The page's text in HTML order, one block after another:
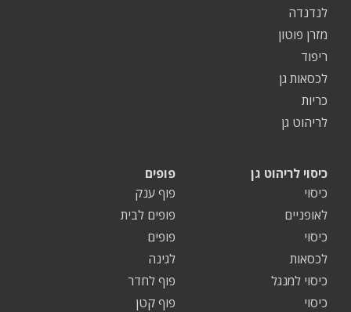
לנדנדה
מזרן פוטון
ריפוד
לכסאות גן
כריות
לריהוט גן
פופים
פוף ענק
פופים לבית
פופים
לגינה
פוף לחדר
פוף קטן
כיסוי לריהוט גן
כיסוי
לאופניים
כיסוי
לכסאות
כיסוי למנגל
כיסוי